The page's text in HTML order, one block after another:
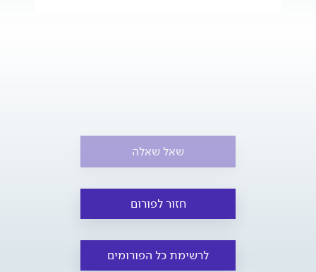
שאל שאלה
חזור לפורום
לרשימת כל הפורומים